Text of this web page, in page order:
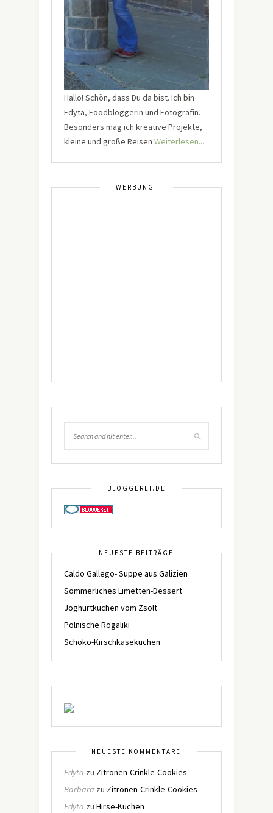
Hallo! Schön, dass Du da bist. Ich bin
Edyta, Foodbloggerin und Fotografin.
Besonders mag ich kreative Projekte,
kleine und große Reisen Weiterlesen...
WERBUNG:
BLOGGEREI.DE
NEUESTE BEITRÄGE
Caldo Gallego- Suppe aus Galizien
Sommerliches Limetten-Dessert
Joghurtkuchen vom Zsolt
Polnische Rogaliki
Schoko-Kirschkäsekuchen
NEUESTE KOMMENTARE
Edyta zu Zitronen-Crinkle-Cookies
Barbara zu Zitronen-Crinkle-Cookies
Edyta zu Hirse-Kuchen